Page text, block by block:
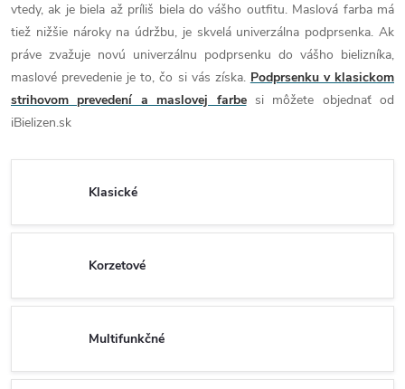
vtedy, ak je biela až príliš biela do vášho outfitu. Maslová farba má
tiež nižšie nároky na údržbu, je skvelá univerzálna podprsenka. Ak
práve zvažuje novú univerzálnu podprsenku do vášho bielizníka,
maslové prevedenie je to, čo si vás získa. Podprsenku v klasickom
strihovom prevedení a maslovej farbesi môžete objednať od
iBielizen.sk
Klasické
Korzetové
Multifunkčné